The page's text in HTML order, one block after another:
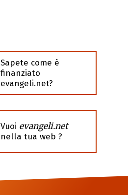
Sapete come è
finanziato
evangeli.net?
Vuoi evangeli.net
nella tua web ?